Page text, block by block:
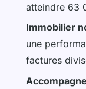
atteindre 63
Immobilier
une
factures